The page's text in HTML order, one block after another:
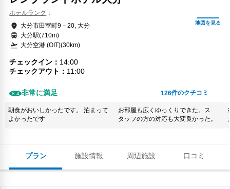
プラン 施設情報 周辺施設 口コミ
ホテルランク
大分市田室町9－20, 大分
大分駅(710m)
大分空港 (OIT)(30km)
チェックイン
14:00
チェックアウト
11:00
8.4 非常に満足 126件のクチコミ
朝食がおいしかったです。 泊まって
よかったです
お部屋も広くゆっくりできた。ス
タッフの方の対応も大変良かった。